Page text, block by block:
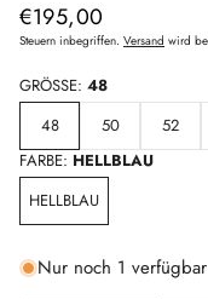
Normaler
Preis
€195,00
Steuern inbegriffen. Versand wird
GRÖSSE: 48
48
50 52
FARBE: HELLBLAU
HELLBLAU
Nur noch 1 verfügbar